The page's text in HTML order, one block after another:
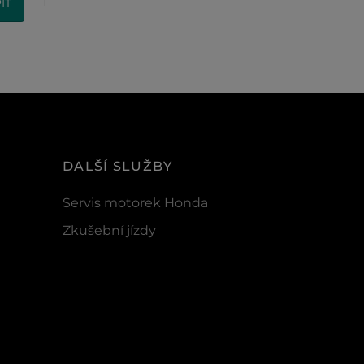
DALŠÍ SLUŽBY
Servis motorek Honda
Zkušební jízdy